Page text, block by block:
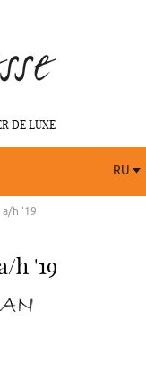
DE LUXE
RU
a/h '19
h '19